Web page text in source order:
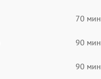
70 мин
90 мин
90 мин